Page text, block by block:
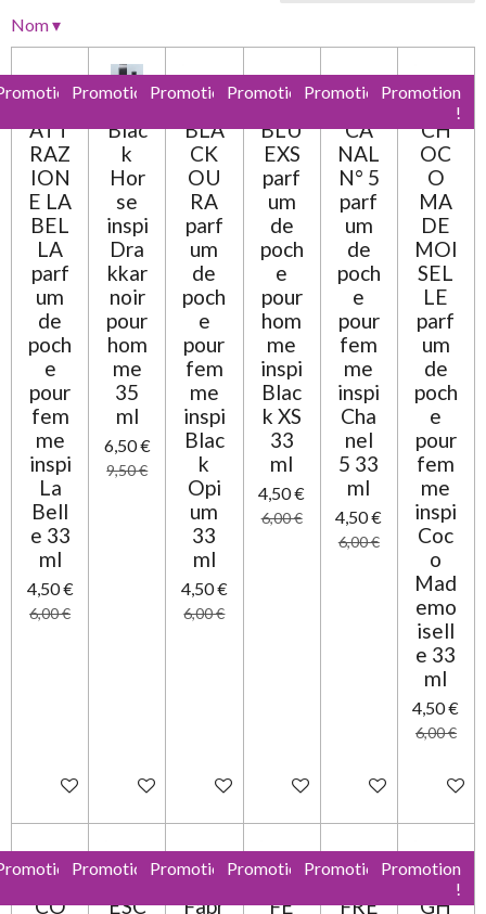
o
:
e e
s
e
s
e
s
e
s
a
Nom▾
ATT
RAZ
ION
E LA
BEL
LA
parf
um
de
poch
e
pour
fem
me
inspi
La
Bell
e 33
ml
4,50 €
6,00 €
Ajouter au panier
Promotion
Blac
k
Hor
se
inspi
Dra
kkar
noir
pour
hom
me
35
ml
6,50 €
9,50 €
Ajouter au panier
Promotion
BLA
CK
OU
RA
parf
um
de
poch
e
pour
fem
me
inspi
Blac
k
Opi
um
33
ml
4,50 €
6,00 €
Ajouter au panier
Promotion
BLU
EXS
parf
um
de
poch
e
pour
hom
me
inspi
Blac
k XS
33
ml
4,50 €
6,00 €
Ajouter au panier
Promotion
CA
NAL
N° 5
parf
um
de
poch
e
pour
fem
me
inspi
Cha
nel
5 33
ml
4,50 €
6,00 €
Ajouter au panier
Promotion
!
CH
OC
O
MA
DE
MOI
SEL
LE
parf
um
de
poch
e
pour
fem
me
inspi
Coc
o
Mad
emo
isell
e 33
ml
4,50 €
6,00 €
Ajouter
CO
Promotion
ESC
Promotion
Fabr
Promotion
FE
Promotion
FRE
Promotion
!
GH